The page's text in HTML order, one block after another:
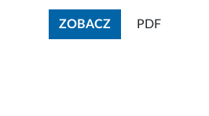
ZOBACZZOBACZ
PDF